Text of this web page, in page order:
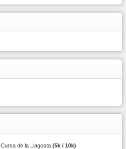
Cursa de la Llagosta (5k i 10k)